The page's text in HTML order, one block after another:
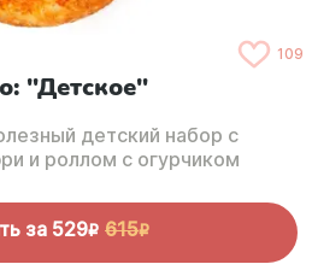
109
"Детское"
детский набор с
и роллом с огурчиком
за 529R 615R